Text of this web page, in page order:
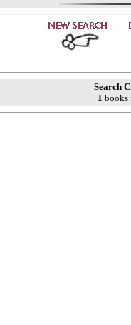
Search
1